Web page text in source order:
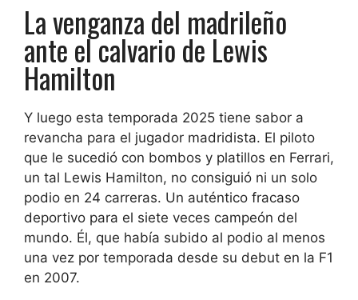
La venganza del madrileño
ante el calvario de Lewis
Hamilton
Y luego esta temporada 2025 tiene sabor a
revancha para el jugador madridista. El piloto
que le sucedió con bombos y platillos en Ferrari,
un tal Lewis Hamilton, no consiguió ni un solo
podio en 24 carreras. Un auténtico fracaso
deportivo para el siete veces campeón del
mundo. Él, que había subido al podio al menos
una vez por temporada desde su debut en la F1
en 2007.